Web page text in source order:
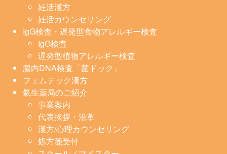
妊活漢方
妊活カウンセリング
IgG検査・遅発型食物アレルギー検査
IgG検査
遅発型植物アレルギー検査
腸内DNA検査「菌ドック」
フェムテック漢方
氣生薬局のご紹介
事業案内
代表挨拶・沿革
漢方/心理カウンセリング
処方箋受付